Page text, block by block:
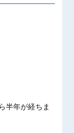
半年が経ちま